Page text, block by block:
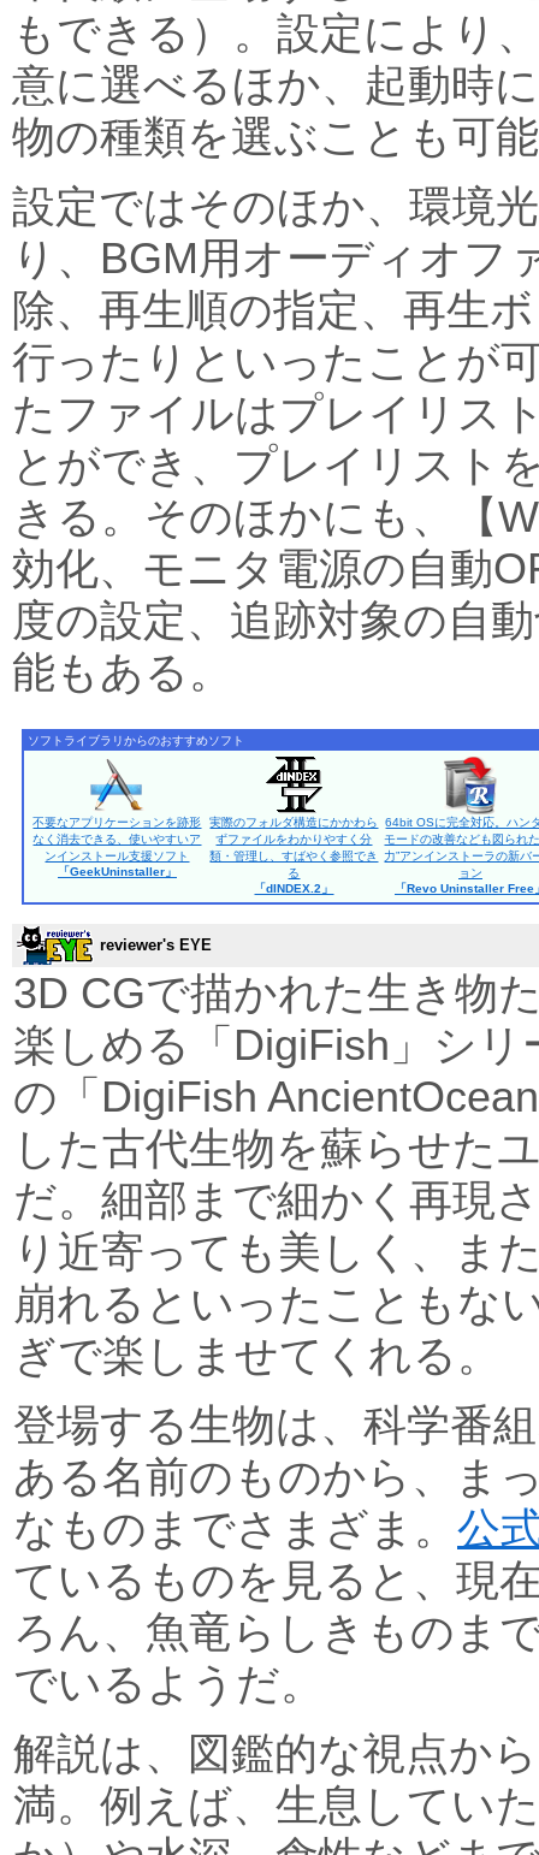
もできる）。設定により
意に選べるほか、起動時
物の種類を選ぶことも可
設定ではそのほか、環境
り、BGM用オーディオフ
除、再生順の指定、再生
行ったりといったことが
たファイルはプレイリス
とができ、プレイリスト
きる。そのほかにも、【
効化、モニタ電源の自動
度の設定、追跡対象の自
能もある。
ソフトライブラリからのおすすめソフト
不要なアプリケーションを跡形
なく消去できる、使いやすいア
ンインストール支援ソフト
「GeekUninstaller」
実際のフォルダ構造にかかわら
ずファイルをわかりやすく分
類・管理し、すばやく参照でき
る
「dINDEX.2」
64bit OSに完全対応。ハン
モードの改善なども図られ
力”アンインストーラの新バ
ョン
「Revo Uninstaller Free
reviewer's EYE
3D CGで描かれた生き物
楽しめる「DigiFish」シ
の「DigiFish
した古代生物を蘇らせた
だ。細部まで細かく再現
り近寄っても美しく、ま
崩れるといったこともな
ぎで楽しませてくれる。
登場する生物は、科学番
ある名前のものから、ま
なものまでさまざま。 公
ているものを見ると、現
ろん、魚竜らしきものま
でいるようだ。
解説は、図鑑的な視点か
満。例えば、生息してい